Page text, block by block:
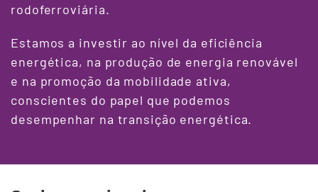
rodoferroviária.
Estamos a investir ao nível da eficiência
energética, na produção de energia renovável
e na promoção da mobilidade ativa,
conscientes do papel que podemos
desempenhar na transição energética.